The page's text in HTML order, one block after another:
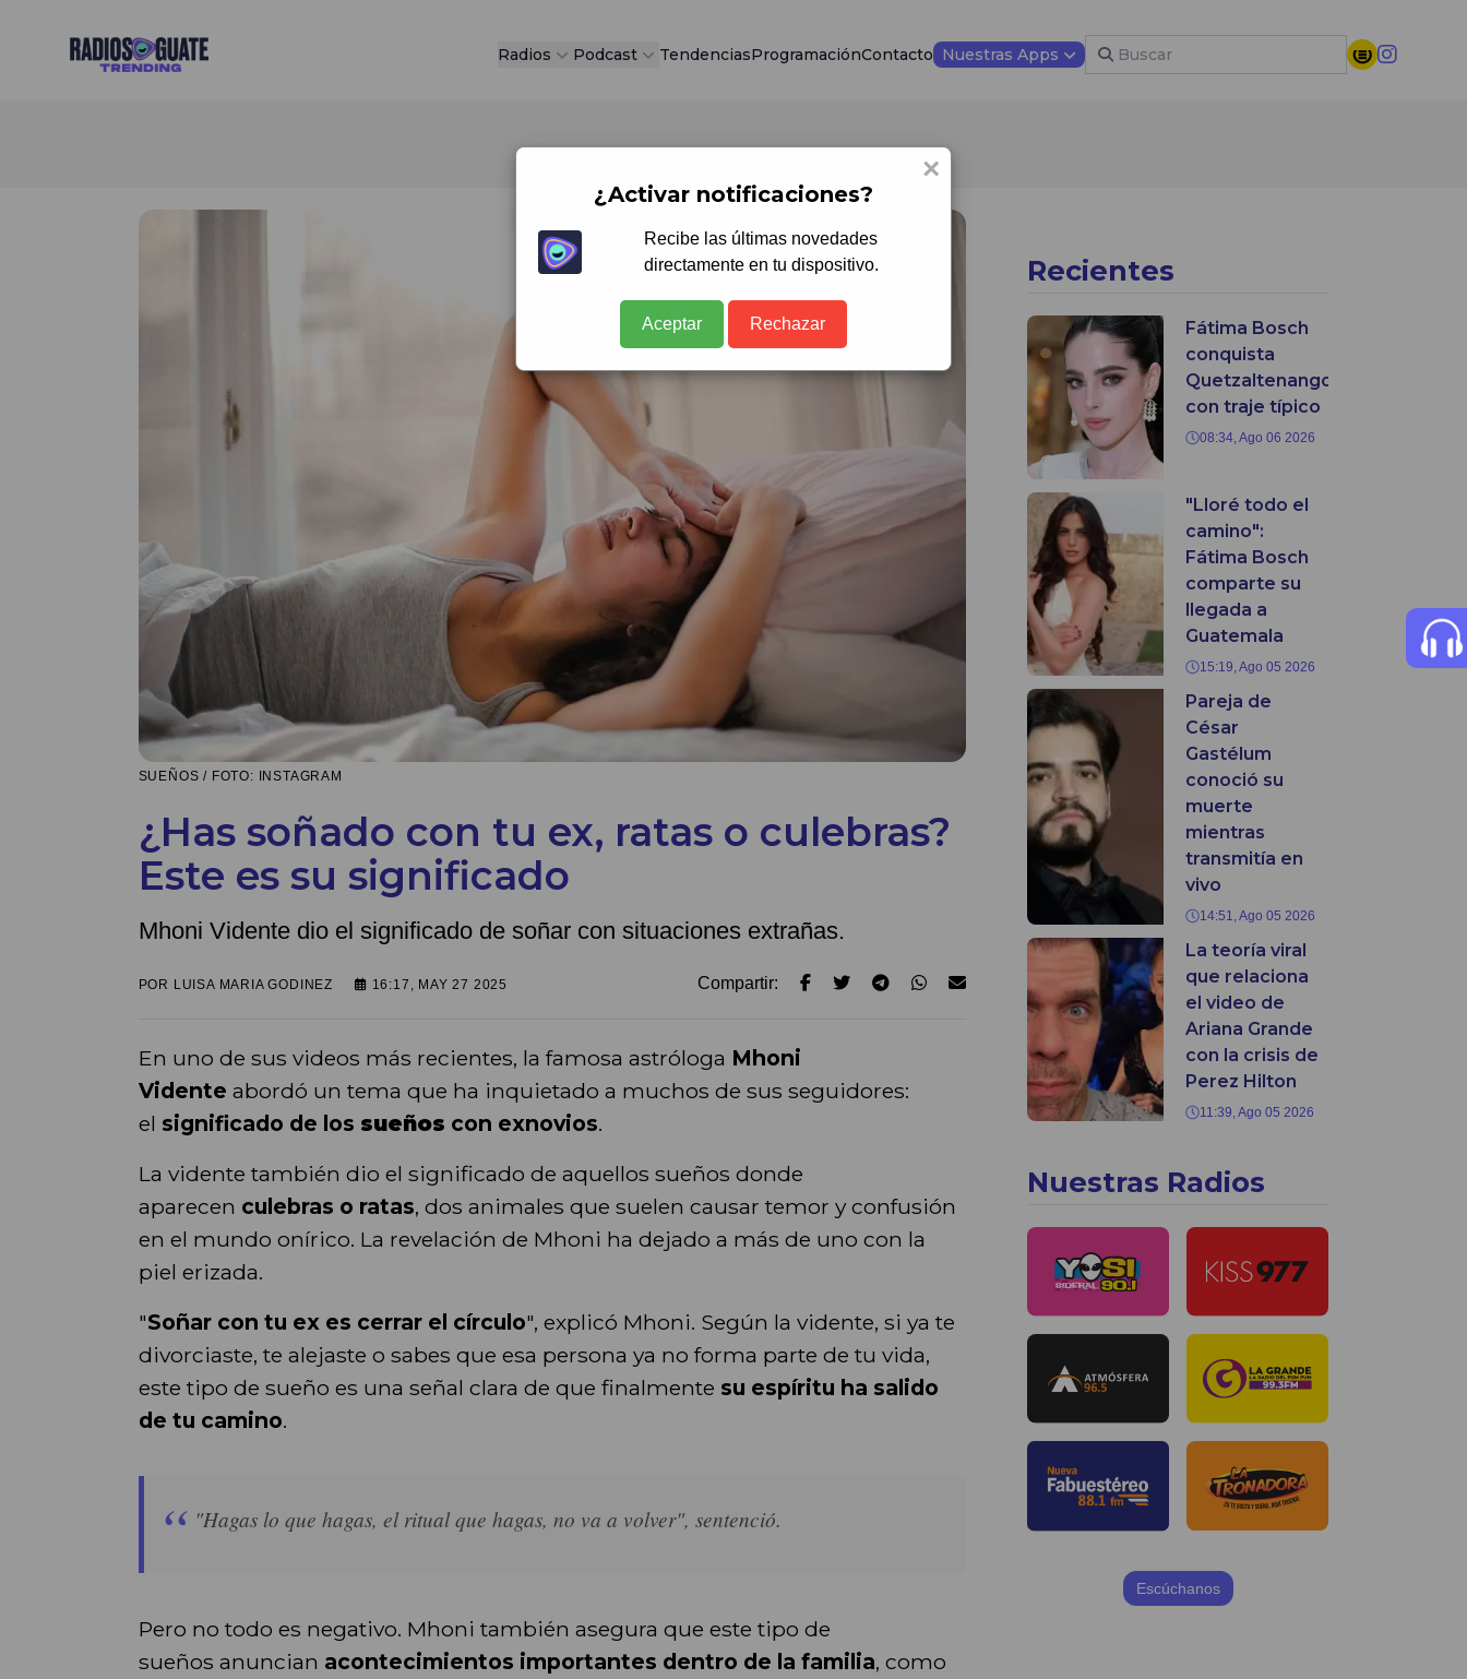
Radios Guate Radios Podcast TendenciasProgramaciónContacto Nuestras Apps
SUEÑOS / FOTO: INSTAGRAM
¿Has soñado con tu ex, ratas o culebras?
Este es su significado
Mhoni Vidente dio el significado de soñar con situaciones extrañas.
POR LUISA MARIA GODINEZ 16:17, MAY 27 2025 Compartir:
En uno de sus videos más recientes, la famosa astróloga Mhoni
Vidente abordó un tema que ha inquietado a muchos de sus seguidores:
el significado de los sueños con exnovios.
La vidente también dio el significado de aquellos sueños donde
aparecen culebras o ratas, dos animales que suelen causar temor y confusión
en el mundo onírico. La revelación de Mhoni ha dejado a más de uno con la
piel erizada.
"Soñar con tu ex es cerrar el círculo", explicó Mhoni. Según la vidente, si ya te
divorciaste, te alejaste o sabes que esa persona ya no forma parte de tu vida,
este tipo de sueño es una señal clara de que finalmente su espíritu ha salido
de tu camino.
"Hagas lo que hagas, el ritual que hagas, no va a volver", sentenció.
Pero no todo es negativo. Mhoni también asegura que este tipo de
sueños anuncian acontecimientos importantes dentro de la familia, como
Recientes
Fátima Bosch
conquista
Quetzaltenango
con traje típico
08:34, Ago 06 2026
"Lloré todo el
camino":
Fátima Bosch
comparte su
llegada a
Guatemala
15:19, Ago 05 2026
Pareja de
César
Gastélum
conoció su
muerte
mientras
transmitía en
vivo
14:51, Ago 05 2026
La teoría viral
que relaciona
el video de
Ariana Grande
con la crisis de
Perez Hilton
11:39, Ago 05 2026
Nuestras Radios
Escúchanos
×
¿Activar notificaciones?
Recibe las últimas novedades
directamente en tu dispositivo.
Aceptar Rechazar